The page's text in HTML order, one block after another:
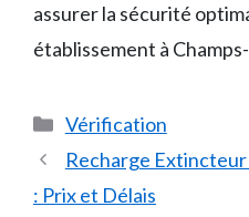
assurer la sécurité
établissement à
Catégories
Vérification
Recharge
: Prix et Délais